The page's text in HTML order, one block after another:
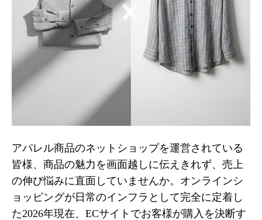
アパレル商品のネットショップを運営されている
皆様、商品の魅力を画面越しに伝えきれず、売上
の伸び悩みに直面していませんか。オンラインシ
ョッピングが日常のインフラとして完全に定着し
た2026年現在、ECサイトでお客様が購入を決断す